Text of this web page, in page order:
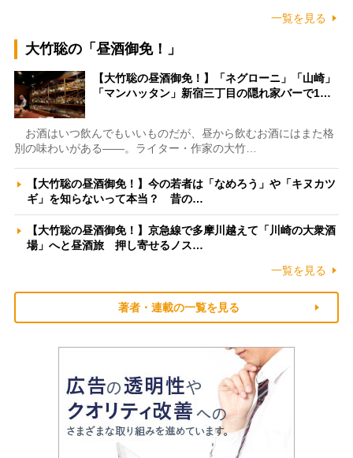
一覧を見る
大竹聡の「昼酒御免！」
【大竹聡の昼酒御免！】「ネグローニ」「山崎」
「マンハッタン」新宿三丁目の隠れ家バーで1…
お酒はいつ飲んでもいいものだが、昼から飲むお酒にはまた格
別の味わいがある――。ライター・作家の大竹…
【大竹聡の昼酒御免！】今の若者は「なめろう」や「キヌカツ
ギ」を知らないって本当？ 昔の…
【大竹聡の昼酒御免！】京急線で多摩川越えて「川崎の大衆酒
場」へと昼酒旅 押し寄せるノス…
一覧を見る
著者・連載の一覧を見る